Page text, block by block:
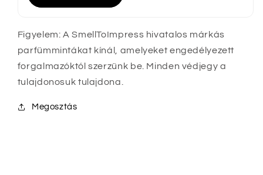
Figyelem: A SmellToImpress hivatalos márkás
parfümmintákat kínál, amelyeket engedélyezett
forgalmazóktól szerzünk be. Minden védjegy a
tulajdonosuk tulajdona.
Megosztás